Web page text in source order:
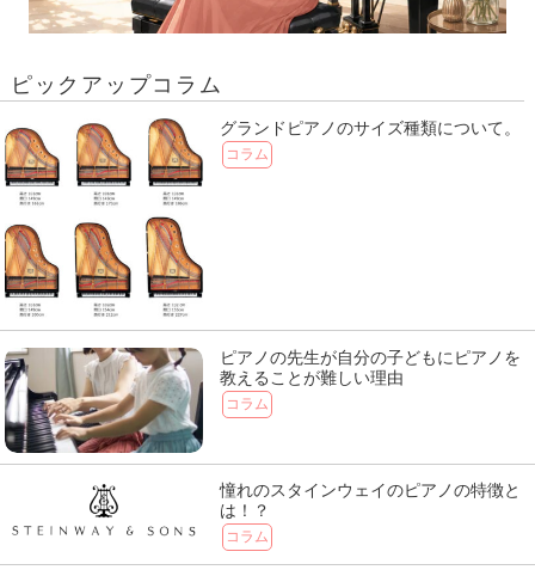
ピックアップコラム
グランドピアノのサイズ種類について。
コラム
ピアノの先生が自分の子どもにピアノを
教えることが難しい理由
コラム
憧れのスタインウェイのピアノの特徴と
は！？
コラム